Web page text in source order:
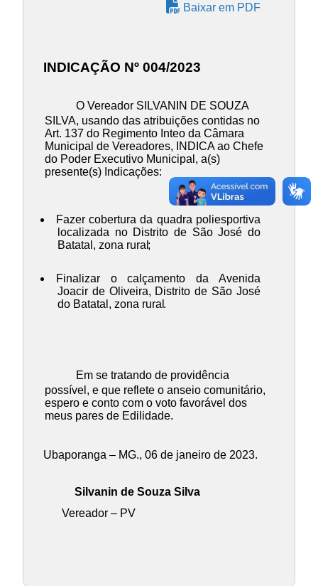
Baixar em PDF
INDICAÇÃO Nº 004/2023
O Vereador SILVANIN DE SOUZA
SILVA, usando das atribuições contidas no
Art. 137 do Regimento Inteo da Câmara
Municipal de Vereadores, INDICA ao Chefe
do Poder Executivo Municipal, a(s)
presente(s) Indicações:
Fazer cobertura da quadra poliesportiva
localizada no Distrito de São José do
Batatal, zona rural;
Finalizar o calçamento da Avenida
Joacir de Oliveira, Distrito de São José
do Batatal, zona rural.
Em se tratando de providência
possível, e que reflete o anseio comunitário,
espero e conto com o voto favorável dos
meus pares de Edilidade.
Ubaporanga – MG., 06 de janeiro de 2023.
Silvanin de Souza Silva
Vereador – PV